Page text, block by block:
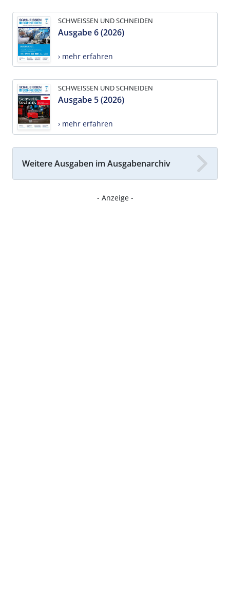
SCHWEISSEN UND SCHNEIDEN
Ausgabe 6 (2026)
› mehr erfahren
SCHWEISSEN UND SCHNEIDEN
Ausgabe 5 (2026)
› mehr erfahren
Weitere Ausgaben im Ausgabenarchiv
- Anzeige -